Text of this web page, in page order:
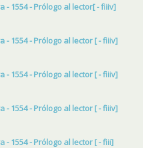
- 1554 - Prólogo al lector[ - fiiiv]
- 1554 - Prólogo al lector [ - fiiiv]
- 1554 - Prólogo al lector [ - fiiiv]
- 1554 - Prólogo al lector [ - fiiiv]
- 1554 - Prólogo al lector [ - fiii]